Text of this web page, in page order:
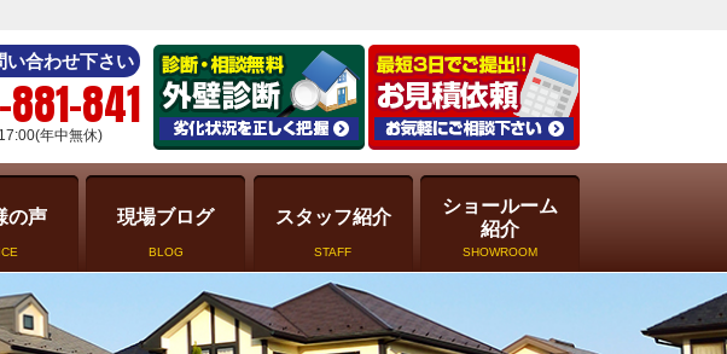
い合わせ下さい
841
年中無休)
の声 現場ブログ
BLOG
スタッフ紹介
STAFF
ショールーム
紹介
SHOWROOM